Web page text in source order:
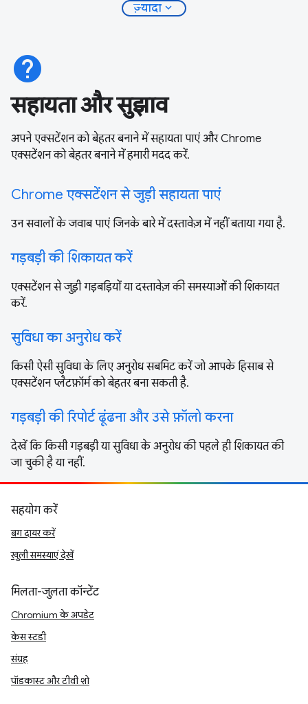
ज़्यादा expand_more
help
सहायता और सुझाव
अपने एक्सटेंशन को बेहतर बनाने में सहायता पाएं और Chrome
एक्सटेंशन को बेहतर बनाने में हमारी मदद करें.
Chrome एक्सटेंशन से जुड़ी सहायता पाएं
उन सवालों के जवाब पाएं जिनके बारे में दस्तावेज़ में नहीं बताया गया है.
गड़बड़ी की शिकायत करें
एक्सटेंशन से जुड़ी गड़बड़ियों या दस्तावेज़ की समस्याओं की शिकायत
करें.
सुविधा का अनुरोध करें
किसी ऐसी सुविधा के लिए अनुरोध सबमिट करें जो आपके हिसाब से
एक्सटेंशन प्लैटफ़ॉर्म को बेहतर बना सकती है.
गड़बड़ी की रिपोर्ट ढूंढना और उसे फ़ॉलो करना
देखें कि किसी गड़बड़ी या सुविधा के अनुरोध की पहले ही शिकायत की
जा चुकी है या नहीं.
सहयोग करें
बग दायर करें
खुली समस्याएं देखें
मिलता-जुलता कॉन्टेंट
Chromium के अपडेट
केस स्टडी
संग्रह
पॉडकास्ट और टीवी शो